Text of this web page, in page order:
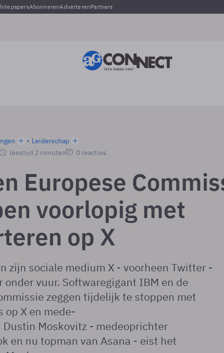
AbonnerenAdverterenPartners
Leiderschap
leestijd 2 minuten 0 reacties
Europese
voorlopig met
op X
zijn sociale medium X - voorheen Twitter -
onder vuur. Softwaregigant IBM en de
zeggen tijdelijk te stoppen met
op X en mede-
Moskovitz - medeoprichter
en nu topman van Asana - eist het